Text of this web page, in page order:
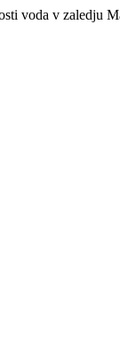
voda v zaledju